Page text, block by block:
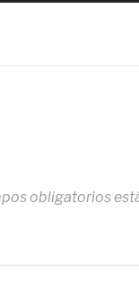
obligatorios